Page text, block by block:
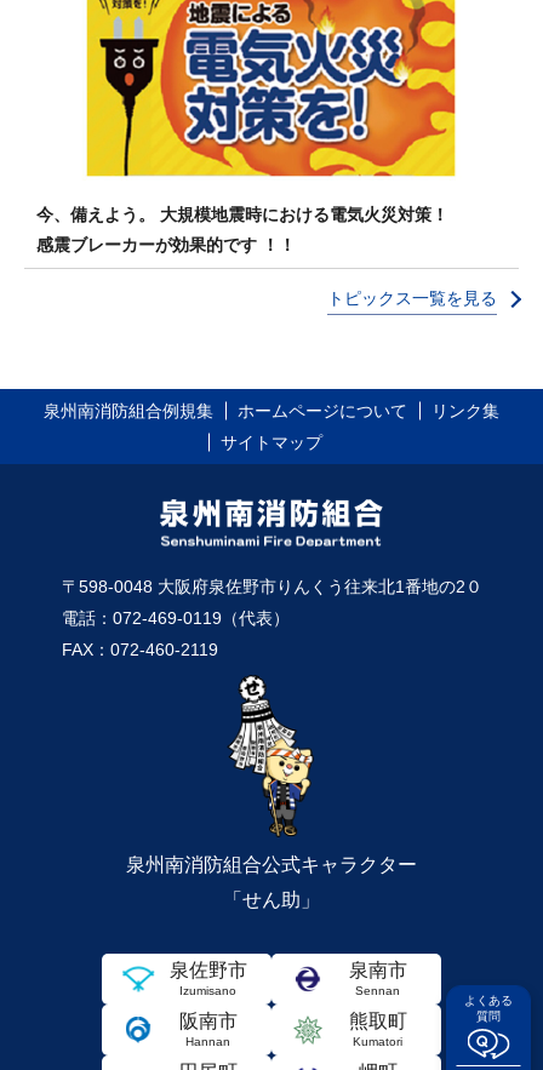
今、備えよう。 大規模地震時における電気火災対策！
感震ブレーカーが効果的です ！！
トピックス一覧を見る
よくある
質問
泉州南消防組合例規集 ホームページについて
リンク集
サイトマップ
〒598-0048 大阪府泉佐野市りんくう往来北1番地の2０
電話：072-469-0119（代表）
FAX：072-460-2119
泉州南消防組合公式キャラクター
「せん助」
泉佐野市
Izumisano
泉南市
Sennan
阪南市
Hannan
熊取町
Kumatori